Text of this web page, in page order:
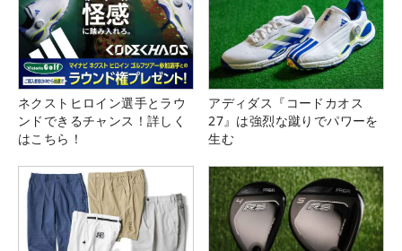
ネクストヒロイン選手とラウ
ンドできるチャンス！詳しく
はこちら！
アディダス『コードカオス
27』は強烈な蹴りでパワーを
生む